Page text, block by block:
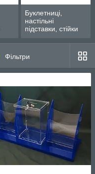
Буклетниці,
настільні
підставки, стійки
Фільтри